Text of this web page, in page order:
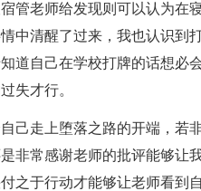
管老师给发现则可以认为在
中清醒了过来，我也认识到
道自己在学校打牌的话想必
失才行。
己走上堕落之路的开端，若
非常感谢老师的批评能够让
之于行动才能够让老师看到